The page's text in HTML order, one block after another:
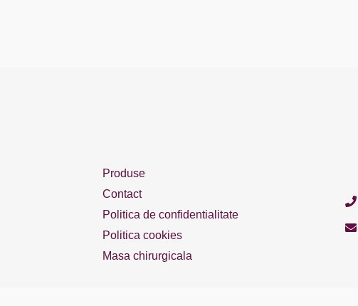
Produse
Contact
Politica de confidentialitate
Politica cookies
Masa chirurgicala